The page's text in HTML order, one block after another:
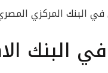
نحو 8.40 جنيه للشراء و 8.43
في البنك